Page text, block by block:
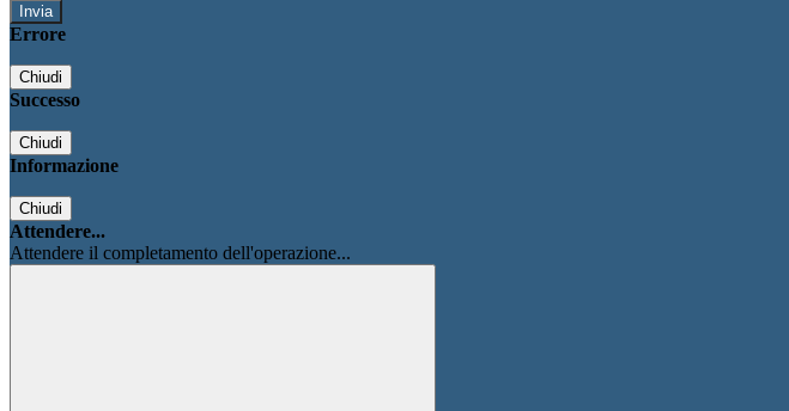
Errore
Chiudi
Successo
Chiudi
Informazione
Chiudi
Attendere...
Attendere il completamento dell'operazione...